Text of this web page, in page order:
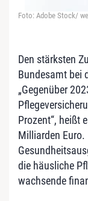
Foto: Adobe Stock/
Den stärksten
Bundesamt bei
„Gegenüber
Prozent“, heißt
Milliarden
die häusliche
wachsende